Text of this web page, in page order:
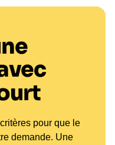
pour que le
demande. Une